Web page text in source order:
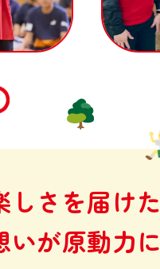
し さ を届けた
いが原動力に